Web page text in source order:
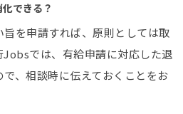
できる？
を申請すれば、原則としては取
では、有給申請に対応した退
、相談時に伝えておくことをお